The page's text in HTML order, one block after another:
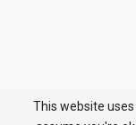
This website uses